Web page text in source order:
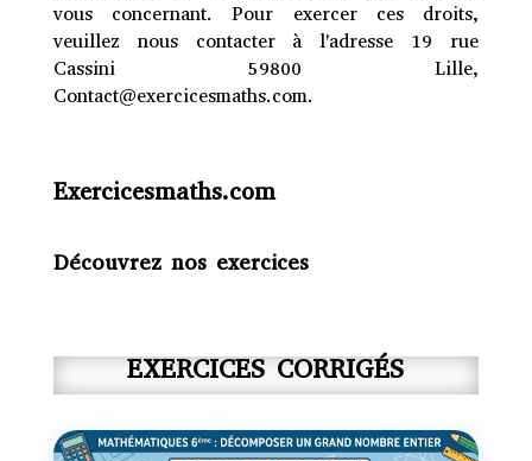
vous concernant. Pour exercer ces droits,
veuillez nous contacter à l'adresse 19 rue
Cassini 59800 Lille,
Contact@exercicesmaths.com.
Exercicesmaths.com
Découvrez nos exercices
EXERCICES CORRIGÉS